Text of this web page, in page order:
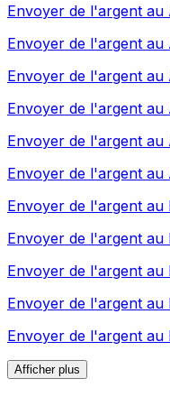
Envoyer de l'argent au
Envoyer de l'argent au
Envoyer de l'argent au
Envoyer de l'argent au
Envoyer de l'argent au
Envoyer de l'argent au
Envoyer de l'argent au
Envoyer de l'argent au
Envoyer de l'argent au
Envoyer de l'argent au
Envoyer de l'argent au
Afficher plus